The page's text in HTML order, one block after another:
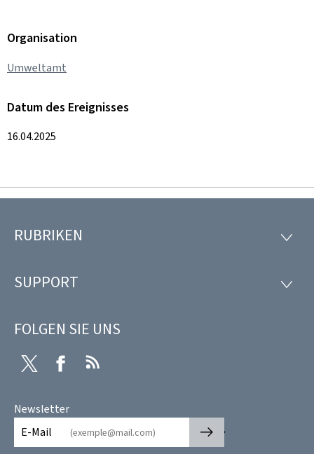
Organisation
Umweltamt
Datum des Ereignisses
16.04.2025
Footer
RUBRIKEN
SUPPORT
FOLGEN SIE UNS
Twitter Facebook
Newsletter
E-Mail
🡒